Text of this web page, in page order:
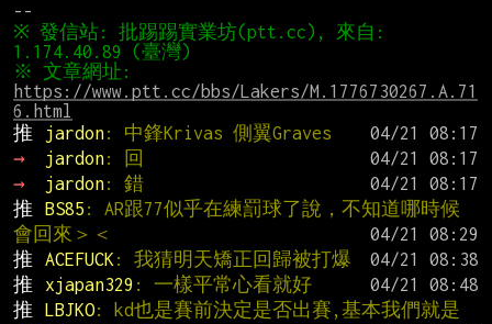
※ 發信站: 批踢踢實業坊(ptt.cc), 來自:
https://www.ptt.cc/bbs/Lakers/M.1776730267.A.71
6.html
推
jardon: 中鋒Krivas 側翼Graves
→
jardon: 回
→
jardon: 錯
推
BS85 : AR跟77似乎在練罰球了說，不知道哪時候
會回來＞＜
推
ACEFUCK : 我猜明天矯正回歸被打爆
推
xjapan329 : 一樣平常心看就好
推
LBJKO: kd也是賽前決定是否出賽,基本我們就是